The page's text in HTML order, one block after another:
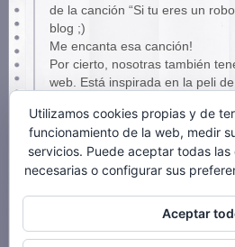
de la canción “Si tu eres un
blog ;)
Me encanta esa canción!
Por cierto, nosotras también
web. Está inspirada en la peli de
es que está en galego, no creo
problema por entenderlo.
Un saludo!
Utilizamos cookies propias y de
funcionamiento de la web, medir
servicios. Puede aceptar todas
necesarias o configurar sus
Aceptar